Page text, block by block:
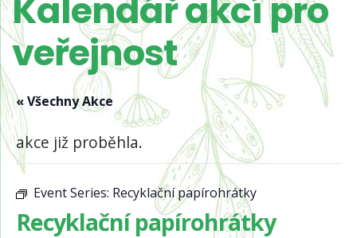
Kalendář akcí pro
veřejnost
« Všechny Akce
akce již proběhla.
Event Series: Recyklační papírohrátky
Recyklační papírohrátky